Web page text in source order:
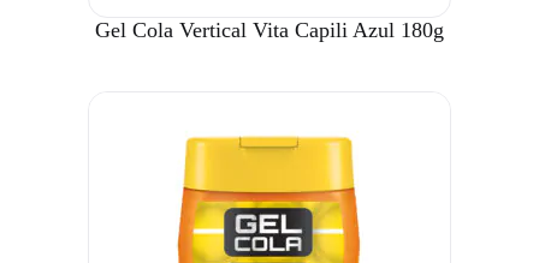
Gel Cola Vertical Vita Capili Azul 180g